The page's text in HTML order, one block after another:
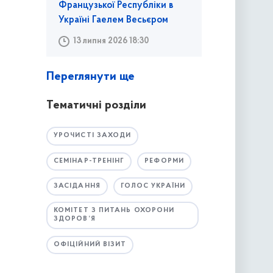
Французької Республіки в
Україні Гаелем Весьєром
13 липня 2026 18:30
Переглянути ще
Тематичні розділи
УРОЧИСТІ ЗАХОДИ
СЕМІНАР-ТРЕНІНГ РЕФОРМИ
ЗАСІДАННЯ ГОЛОС УКРАЇНИ
КОМІТЕТ З ПИТАНЬ ОХОРОНИ
ЗДОРОВ’Я
ОФІЦІЙНИЙ ВІЗИТ